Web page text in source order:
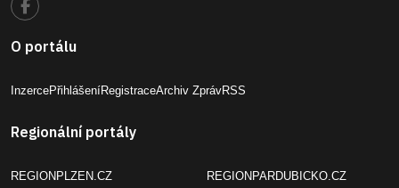
O portálu
InzercePřihlášeníRegistraceArchiv ZprávRSS
Regionální portály
REGIONPLZEN.CZ REGIONPARDUBICKO.CZ